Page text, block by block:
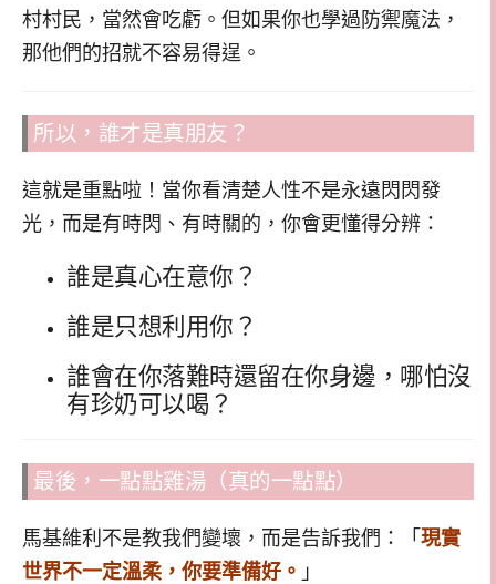
村村民，當然會吃虧。但如果你也學過防禦魔法，
那他們的招就不容易得逞。
所以，誰才是真朋友？
這就是重點啦！當你看清楚人性不是永遠閃閃發
光，而是有時閃、有時關的，你會更懂得分辨：
誰是真心在意你？
誰是只想利用你？
誰會在你落難時還留在你身邊，哪怕沒
有珍奶可以喝？
最後，一點點雞湯（真的一點點）
馬基維利不是教我們變壞，而是告訴我們：「 現實
世界不一定溫柔，你要準備好。 」